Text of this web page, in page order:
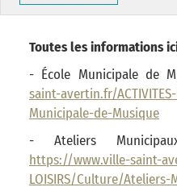
Toutes les informations
- École Municipale de
saint-avertin.fr/
Municipale-de-Musique
- Ateliers
https://www.ville-saint-
LOISIRS/Culture/